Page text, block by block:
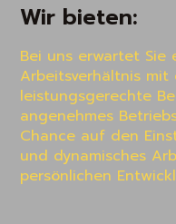
Wir bieten:
Bei uns erwartet Sie
Arbeitsverhältnis mit
leistungsgerechte
angenehmes
Chance auf den
und dynamisches
persönlichen